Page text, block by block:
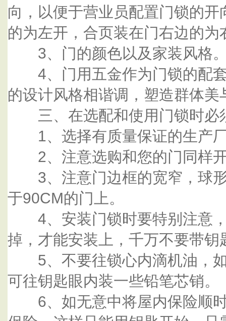
向，以便于营业员配置门锁的
的为左开，合页装在门右边的为
3、门的颜色以及家装风格
4、门用五金作为门锁的配套
的设计风格相谐调，塑造群体
三、在选配和使用门锁时必
1、选择有质量保证的生产厂
2、注意选购和您的门同样开
3、注意门边框的宽窄，球形
于90CM的门上。
4、安装门锁时要特别注意，
掉，才能安装上，千万不要带钥
5、不要往锁心内滴机油，如
可往钥匙眼内装一些铅笔芯销。
6、如无意中将屋内保险顺时